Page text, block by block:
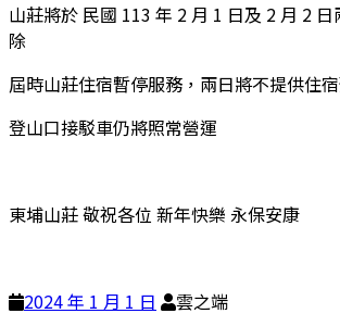
山莊將於 民國 113 年 2 月 1 日及 2 月 2
除
屆時山莊住宿暫停服務，兩日將不提供住
登山口接駁車仍將照常營運
東埔山莊 敬祝各位 新年快樂 永保安康
2024 年 1 月 1 日 雲之端